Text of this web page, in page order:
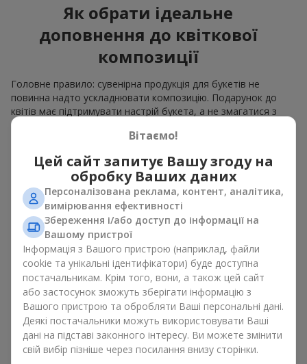
Як обрати ідеальне
доповнення до квіткової
композиції
Головне правило: сувенірна продукція для букетів не
повинна надто ускладнювати композицію. Подарунок до
квітів має підтримувати настрій букета, а не змагатися з
ним. Для ніжних композицій підійде сувенірна продукція для
букетів, як легкі символічні додатки та легкі елементи
декору. Це може бути
Для яскравих є сенс використати більш сміливі додаткові
акценти, як вишуканіцукеркичи дорогі сувеніри.
Сувенірна продукція для букетів повинна вибиратись,
враховуючи й привід, і людину, якій адресований подарунок.
Якщо сумніваєтесь, яка сувенірна продукція для букетів вам
потрібна — обирайте універсальні маленькі приємності,
широкий вибір яких знайдеться у нашому каталозі.
Сувеніри до букетів на різні свята
Свято задає настрій, а сувенірна продукція для букетів його
підкреслює. Саме тому сувеніри для квітів часто обирають з
урахуванням дати та події. В нашому асортименті
знайдеться сувенірна продукція для букетів, що підійде до
Вітаємо!
Цей сайт запитує Вашу згоду на
обробку Ваших даних
Персоналізована реклама, контент, аналітика,
вимірювання ефективності
Збереження і/або доступ до інформації на
Вашому пристрої
Інформація з Вашого пристрою (наприклад, файли
cookie та унікальні ідентифікатори) буде доступна
постачальникам. Крім того, вони, а також цей сайт
або застосунок зможуть зберігати інформацію з
Вашого пристрою та обробляти Ваші персональні дані.
Деякі постачальники можуть використовувати Ваші
дані на підставі законного інтересу. Ви можете змінити
свій вибір пізніше через посилання внизу сторінки.